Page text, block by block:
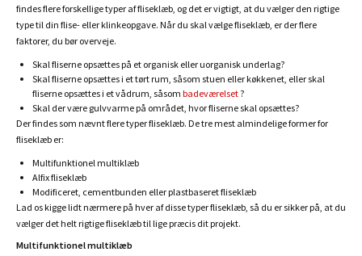
findes flere forskellige typer af fliseklæb, og det er vigtigt, at du vælger den rigtige
type til din flise- eller klinkeopgave. Når du skal vælge fliseklæb, er der flere
faktorer, du bør overveje.
Skal fliserne opsættes på et organisk eller uorganisk underlag?
Skal fliserne opsættes i et tørt rum, såsom stuen eller køkkenet, eller skal
fliserne opsættes i et vådrum, såsom badeværelset ?
Skal der være gulvvarme på området, hvor fliserne skal opsættes?
Der findes som nævnt flere typer fliseklæb. De tre mest almindelige former for
fliseklæb er:
Multifunktionel multiklæb
Alfix fliseklæb
Modificeret, cementbunden eller plastbaseret fliseklæb
Lad os kigge lidt nærmere på hver af disse typer fliseklæb, så du er sikker på, at du
vælger det helt rigtige fliseklæb til lige præcis dit projekt.
Multifunktionel multiklæb